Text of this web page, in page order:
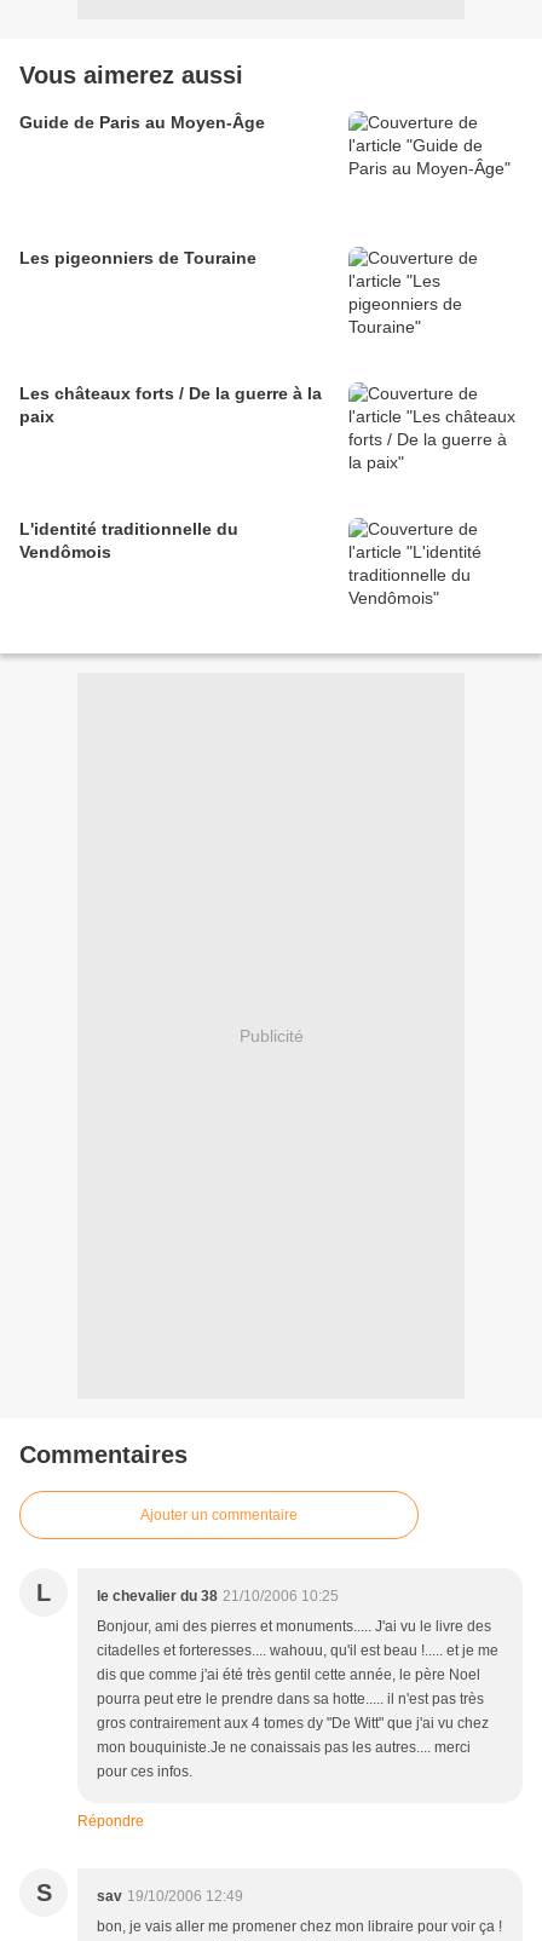
Vous aimerez aussi
Guide de Paris au Moyen-Âge
Les pigeonniers de Touraine
Les châteaux forts / De la guerre à la
paix
L'identité traditionnelle du
Vendômois
Publicité
Commentaires
Ajouter un commentaire
L le chevalier du 38 21/10/2006 10:25
Bonjour, ami des pierres et monuments..... J'ai vu le livre des
citadelles et forteresses.... wahouu, qu'il est beau !..... et je me
dis que comme j'ai été très gentil cette année, le père Noel
pourra peut etre le prendre dans sa hotte..... il n'est pas très
gros contrairement aux 4 tomes dy "De Witt" que j'ai vu chez
mon bouquiniste.Je ne conaissais pas les autres.... merci
pour ces infos.
Répondre
S sav 19/10/2006 12:49
bon, je vais aller me promener chez mon libraire pour voir ça !